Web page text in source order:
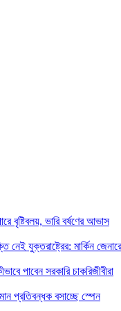
বৃষ্টিবলয়, ভারি বর্ষণের আভাস
নেই যুক্তরাষ্ট্রের: মার্কিন
পাবেন সরকারি চাকরিজীবীরা
প্রতিবন্ধক বসাচ্ছে স্পেন